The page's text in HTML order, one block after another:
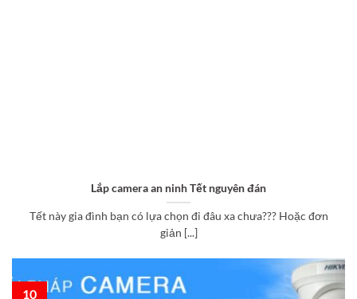
Lắp camera an ninh Tết nguyên đán
Tết này gia đình bạn có lựa chọn đi đâu xa chưa??? Hoặc đơn
giản [...]
10